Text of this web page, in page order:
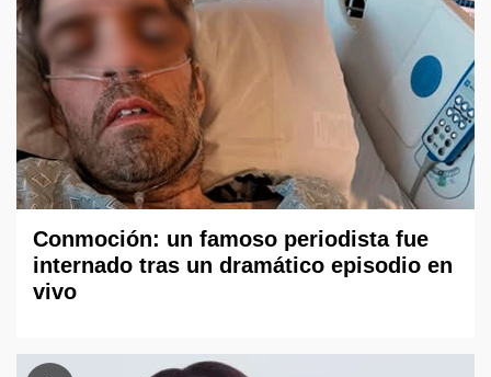
Conmoción: un famoso periodista fue
internado tras un dramático episodio en
vivo